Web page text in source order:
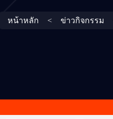
หน้าหลัก < ข่าวกิจกรรม